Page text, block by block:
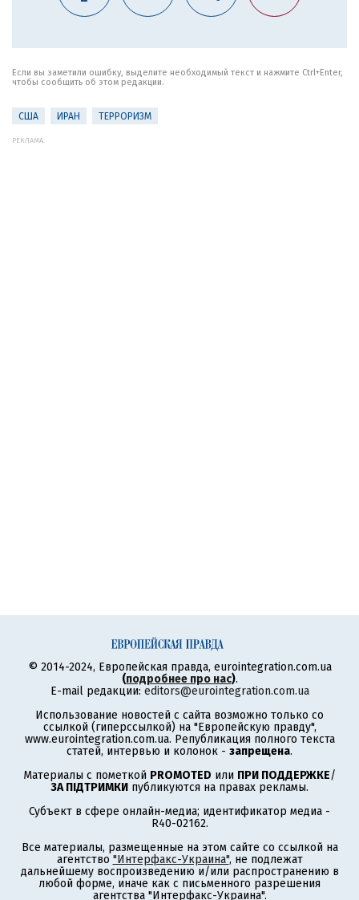
Если вы заметили ошибку, выделите необходимый текст и нажмите Ctrl+Enter,
чтобы сообщить об этом редакции.
США ИРАН ТЕРРОРИЗМ
РЕКЛАМА:
© 2014-2024, Европейская правда, eurointegration.com.ua
(подробнее про нас).
E-mail редакции: editors@eurointegration.com.ua
Использование новостей с сайта возможно только со
ссылкой (гиперссылкой) на "Европейскую правду",
www.eurointegration.com.ua. Републикация полного текста
статей, интервью и колонок - запрещена.
Материалы с пометкой PROMOTED или ПРИ ПОДДЕРЖКЕ/
ЗА ПІДТРИМКИ публикуются на правах рекламы.
Субъект в сфере онлайн-медиа; идентификатор медиа -
R40-02162.
Все материалы, размещенные на этом сайте со ссылкой на
агентство "Интерфакс-Украина", не подлежат
дальнейшему воспроизведению и/или распространению в
любой форме, иначе как с письменного разрешения
агентства "Интерфакс-Украина".